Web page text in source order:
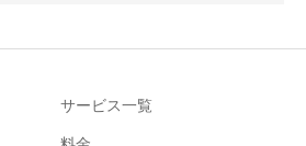
サービス一覧